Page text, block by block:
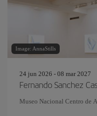
Image: AnnaStills
24 jun 2026 - 08 mar 2027
Fernando Sanchez
Museo Nacional Centro de